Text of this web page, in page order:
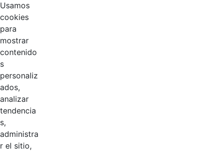
deberá tener conconrdancia con los
parámietros impartidos por el Gobierno Nacional a
travès del Plan Nacional de Formaciòn y Capacitaciòn,
con los principios establecidos en el Decreto Ley1567
y con la planeaciòn institucional.
Productos
0 de 2 Artículos seleccionados/as
Usamos
cookies
para
mostrar
contenido
s
personaliz
ados,
analizar
tendencia
s,
administra
r el sitio,